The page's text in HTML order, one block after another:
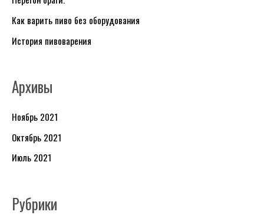
Как варить пиво без оборудования
История пивоварения
Архивы
Ноябрь 2021
Октябрь 2021
Июль 2021
Рубрики
и
к